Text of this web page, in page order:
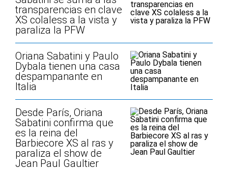
transparencias en clave
XS colaless a la vista y
paraliza la PFW
Oriana Sabatini y Paulo
Dybala tienen una casa
despampanante en
Italia
Desde París, Oriana
Sabatini confirma que
es la reina del
Barbiecore XS al ras y
paraliza el show de
Jean Paul Gaultier